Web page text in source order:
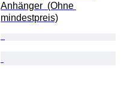
Anhänger  (Ohne
mindestpreis)